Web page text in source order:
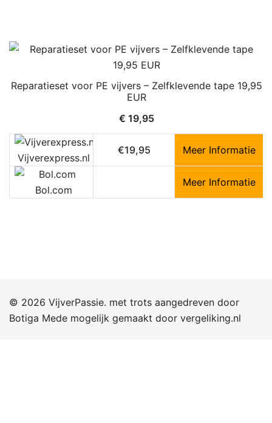
Reparatieset voor PE vijvers – Zelfklevende tape 19,95
EUR
€ 19,95
Vijverexpress.nl
€19,95 Meer Informatie
Bol.com
Meer Informatie
© 2026 VijverPassie. met trots aangedreven door
Botiga Mede mogelijk gemaakt door vergeliking.nl